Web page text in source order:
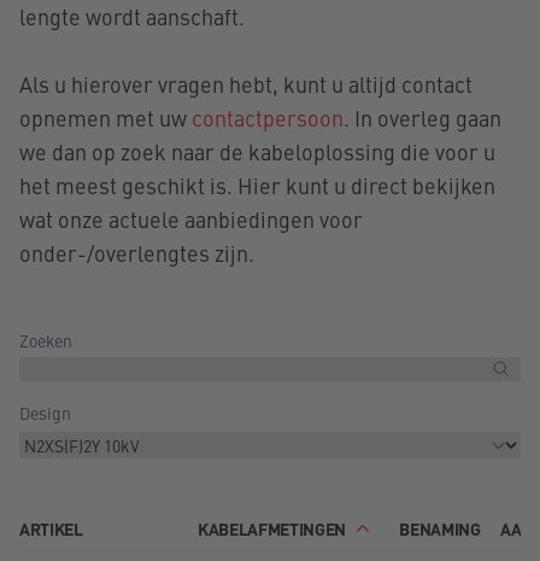
lengte wordt aanschaft.
Als u hierover vragen hebt, kunt u altijd contact
opnemen met uw contactpersoon. In overleg gaan
we dan op zoek naar de kabeloplossing die voor u
het meest geschikt is. Hier kunt u direct bekijken
wat onze actuele aanbiedingen voor
onder-/overlengtes zijn.
Zoeken
Design
ARTIKEL KABELAFMETINGEN BENAMING